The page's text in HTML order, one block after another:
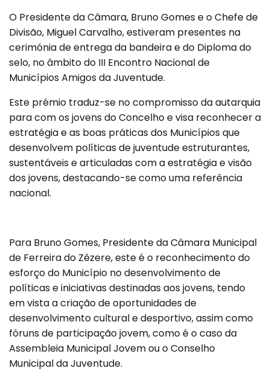
O Presidente da Câmara, Bruno Gomes e o Chefe de
Divisão, Miguel Carvalho, estiveram presentes na
cerimónia de entrega da bandeira e do Diploma do
selo, no âmbito do III Encontro Nacional de
Municípios Amigos da Juventude.
Este prémio traduz-se no compromisso da autarquia
para com os jovens do Concelho e visa reconhecer a
estratégia e as boas práticas dos Municípios que
desenvolvem políticas de juventude estruturantes,
sustentáveis e articuladas com a estratégia e visão
dos jovens, destacando-se como uma referência
nacional.
Para Bruno Gomes, Presidente da Câmara Municipal
de Ferreira do Zêzere, este é o reconhecimento do
esforço do Município no desenvolvimento de
políticas e iniciativas destinadas aos jovens, tendo
em vista a criação de oportunidades de
desenvolvimento cultural e desportivo, assim como
fóruns de participação jovem, como é o caso da
Assembleia Municipal Jovem ou o Conselho
Municipal da Juventude.